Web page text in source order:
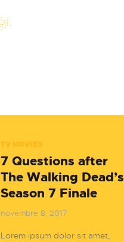
TV MOVIES
7 Questions after
The Walking Dead’s
Season 7 Finale
novembre 8, 2017
Lorem ipsum dolor sit amet,